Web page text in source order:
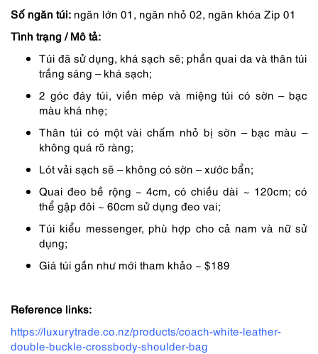
Số ngăn túi: ngăn lớn 01, ngăn nhỏ 02, ngăn khóa Zip 01
Tình trạng / Mô tả:
Túi đã sử dụng, khá sạch sẽ; phần quai da và thân túi
trắng sáng – khá sạch;
2 góc đáy túi, viền mép và miệng túi có sờn – bạc
màu khá nhẹ;
Thân túi có một vài chấm nhỏ bị sờn – bạc màu –
không quá rõ ràng;
Lót vải sạch sẽ – không có sờn – xước bẩn;
Quai đeo bề rộng ~ 4cm, có chiều dài ~ 120cm; có
thể gập đôi ~ 60cm sử dụng đeo vai;
Túi kiểu messenger, phù hợp cho cả nam và nữ sử
dụng;
Giá túi gần như mới tham khảo ~ $189
Reference links:
https://luxurytrade.co.nz/products/coach-white-leather-
double-buckle-crossbody-shoulder-bag